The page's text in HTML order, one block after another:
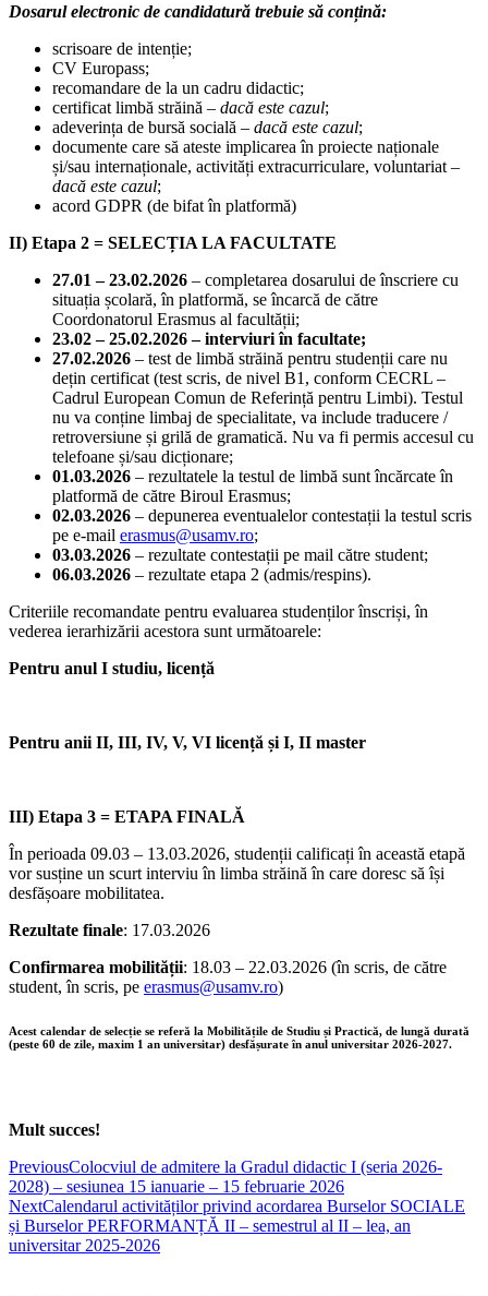
Dosarul electronic de candidatură trebuie să conțină:
scrisoare de intenție;
CV Europass;
recomandare de la un cadru didactic;
certificat limbă străină – dacă este cazul;
adeverința de bursă socială – dacă este cazul;
documente care să ateste implicarea în proiecte naționale
și/sau internaționale, activități extracurriculare, voluntariat –
dacă este cazul;
acord GDPR (de bifat în platformă)
II) Etapa 2 = SELECȚIA LA FACULTATE
27.01 – 23.02.2026 – completarea dosarului de înscriere cu
situația școlară, în platformă, se încarcă de către
Coordonatorul Erasmus al facultății;
23.02 – 25.02.2026 – interviuri în facultate;
27.02.2026 – test de limbă străină pentru studenții care nu
dețin certificat (test scris, de nivel B1, conform CECRL –
Cadrul European Comun de Referință pentru Limbi). Testul
nu va conține limbaj de specialitate, va include traducere /
retroversiune și grilă de gramatică. Nu va fi permis accesul cu
telefoane și/sau dicționare;
01.03.2026 – rezultatele la testul de limbă sunt încărcate în
platformă de către Biroul Erasmus;
02.03.2026 – depunerea eventualelor contestații la testul scris
pe e-mail erasmus@usamv.ro;
03.03.2026 – rezultate contestații pe mail către student;
06.03.2026 – rezultate etapa 2 (admis/respins).
Criteriile recomandate pentru evaluarea studenților înscriși, în
vederea ierarhizării acestora sunt următoarele:
Pentru anul I studiu, licență
Pentru anii II, III, IV, V, VI licență și I, II master
III) Etapa 3 = ETAPA FINALĂ
În perioada 09.03 – 13.03.2026, studenții calificați în această etapă
vor susține un scurt interviu în limba străină în care doresc să își
desfășoare mobilitatea.
Rezultate finale: 17.03.2026
Confirmarea mobilității: 18.03 – 22.03.2026 (în scris, de către
student, în scris, pe erasmus@usamv.ro)
Acest calendar de selecție se referă la Mobilitățile de Studiu și Practică, de lungă durată
(peste 60 de zile, maxim 1 an universitar) desfășurate în anul universitar 2026-2027.
Mult succes!
PreviousColocviul de admitere la Gradul didactic I (seria 2026-
2028) – sesiunea 15 ianuarie – 15 februarie 2026
NextCalendarul activităților privind acordarea Burselor SOCIALE
și Burselor PERFORMANȚĂ II – semestrul al II – lea, an
universitar 2025-2026